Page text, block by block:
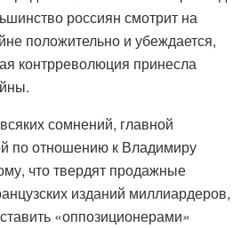
россиян смотрит на
положительно и убеждается,
контрреволюция принесла
сомнений, главной
по отношению к Владимиру
что твердят продажные
изданий миллиардеров,
«оппозиционерами»